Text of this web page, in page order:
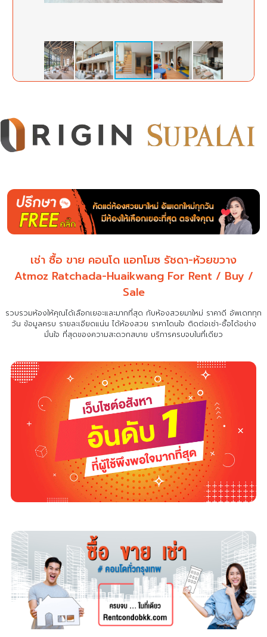
เช่า ซื้อ ขาย คอนโด แอทโมซ รัชดา-ห้วยขวาง
Atmoz Ratchada-Huaikwang For Rent / Buy /
Sale
รวบรวมห้องให้คุณได้เลือกเยอะและมากที่สุด กับห้องสวยมาใหม่ ราคาดี อัพเดททุก
วัน ข้อมูลครบ รายละเอียดแน่นได้ห้องสวย ราคาโดนใจ ติดต่อเช่า-ซื้อได้อย่าง
มั่นใจ ที่สุดของความสะดวกสบาย บริการครบจบในที่เดียว